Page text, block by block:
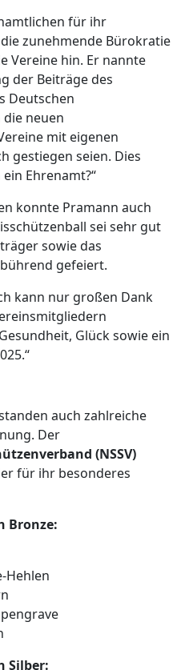
für ihr
zunehmende Bürokratie
Vereine hin. Er nannte
der Beiträge des
Deutschen
neuen
mit eigenen
gestiegen seien. Dies
Ehrenamt?“
konnte Pramann auch
sei sehr gut
sowie das
gefeiert.
kann nur großen Dank
Glück sowie ein
auch zahlreiche
Der
(NSSV)
für ihr besonderes
Bronze:
Hehlen
Silber: